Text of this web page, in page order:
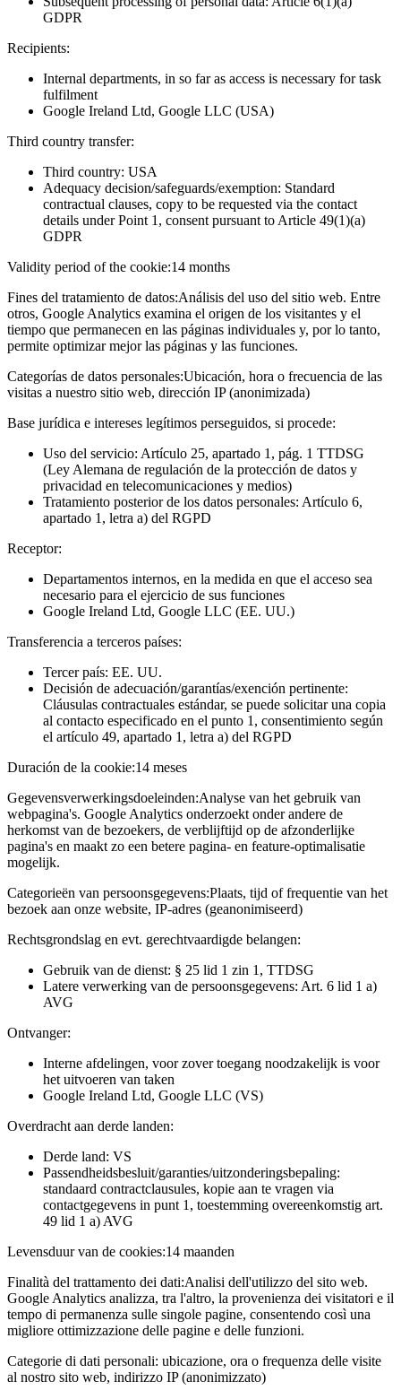
GDPR
Recipients:
Internal departments, in so far as access is necessary for task
fulfilment
Google Ireland Ltd, Google LLC (USA)
Third country transfer:
Third country: USA
Adequacy decision/safeguards/exemption: Standard
contractual clauses, copy to be requested via the contact
details under Point 1, consent pursuant to Article 49(1)(a)
GDPR
Validity period of the cookie:14 months
Fines del tratamiento de datos:Análisis del uso del sitio web. Entre
otros, Google Analytics examina el origen de los visitantes y el
tiempo que permanecen en las páginas individuales y, por lo tanto,
permite optimizar mejor las páginas y las funciones.
Categorías de datos personales:Ubicación, hora o frecuencia de las
visitas a nuestro sitio web, dirección IP (anonimizada)
Base jurídica e intereses legítimos perseguidos, si procede:
Uso del servicio: Artículo 25, apartado 1, pág. 1 TTDSG
(Ley Alemana de regulación de la protección de datos y
privacidad en telecomunicaciones y medios)
Tratamiento posterior de los datos personales: Artículo 6,
apartado 1, letra a) del RGPD
Receptor:
Departamentos internos, en la medida en que el acceso sea
necesario para el ejercicio de sus funciones
Google Ireland Ltd, Google LLC (EE. UU.)
Transferencia a terceros países:
Tercer país: EE. UU.
Decisión de adecuación/garantías/exención pertinente:
Cláusulas contractuales estándar, se puede solicitar una copia
al contacto especificado en el punto 1, consentimiento según
el artículo 49, apartado 1, letra a) del RGPD
Duración de la cookie:14 meses
Gegevensverwerkingsdoeleinden:Analyse van het gebruik van
webpagina's. Google Analytics onderzoekt onder andere de
herkomst van de bezoekers, de verblijftijd op de afzonderlijke
pagina's en maakt zo een betere pagina- en feature-optimalisatie
mogelijk.
Categorieën van persoonsgegevens:Plaats, tijd of frequentie van het
bezoek aan onze website, IP-adres (geanonimiseerd)
Rechtsgrondslag en evt. gerechtvaardigde belangen:
Gebruik van de dienst: § 25 lid 1 zin 1, TTDSG
Latere verwerking van de persoonsgegevens: Art. 6 lid 1 a)
AVG
Ontvanger:
Interne afdelingen, voor zover toegang noodzakelijk is voor
het uitvoeren van taken
Google Ireland Ltd, Google LLC (VS)
Overdracht aan derde landen:
Derde land: VS
Passendheidsbesluit/garanties/uitzonderingsbepaling:
standaard contractclausules, kopie aan te vragen via
contactgegevens in punt 1, toestemming overeenkomstig art.
49 lid 1 a) AVG
Levensduur van de cookies:14 maanden
Finalità del trattamento dei dati:Analisi dell'utilizzo del sito web.
Google Analytics analizza, tra l'altro, la provenienza dei visitatori e il
tempo di permanenza sulle singole pagine, consentendo così una
migliore ottimizzazione delle pagine e delle funzioni.
Categorie di dati personali: ubicazione, ora o frequenza delle visite
al nostro sito web, indirizzo IP (anonimizzato)